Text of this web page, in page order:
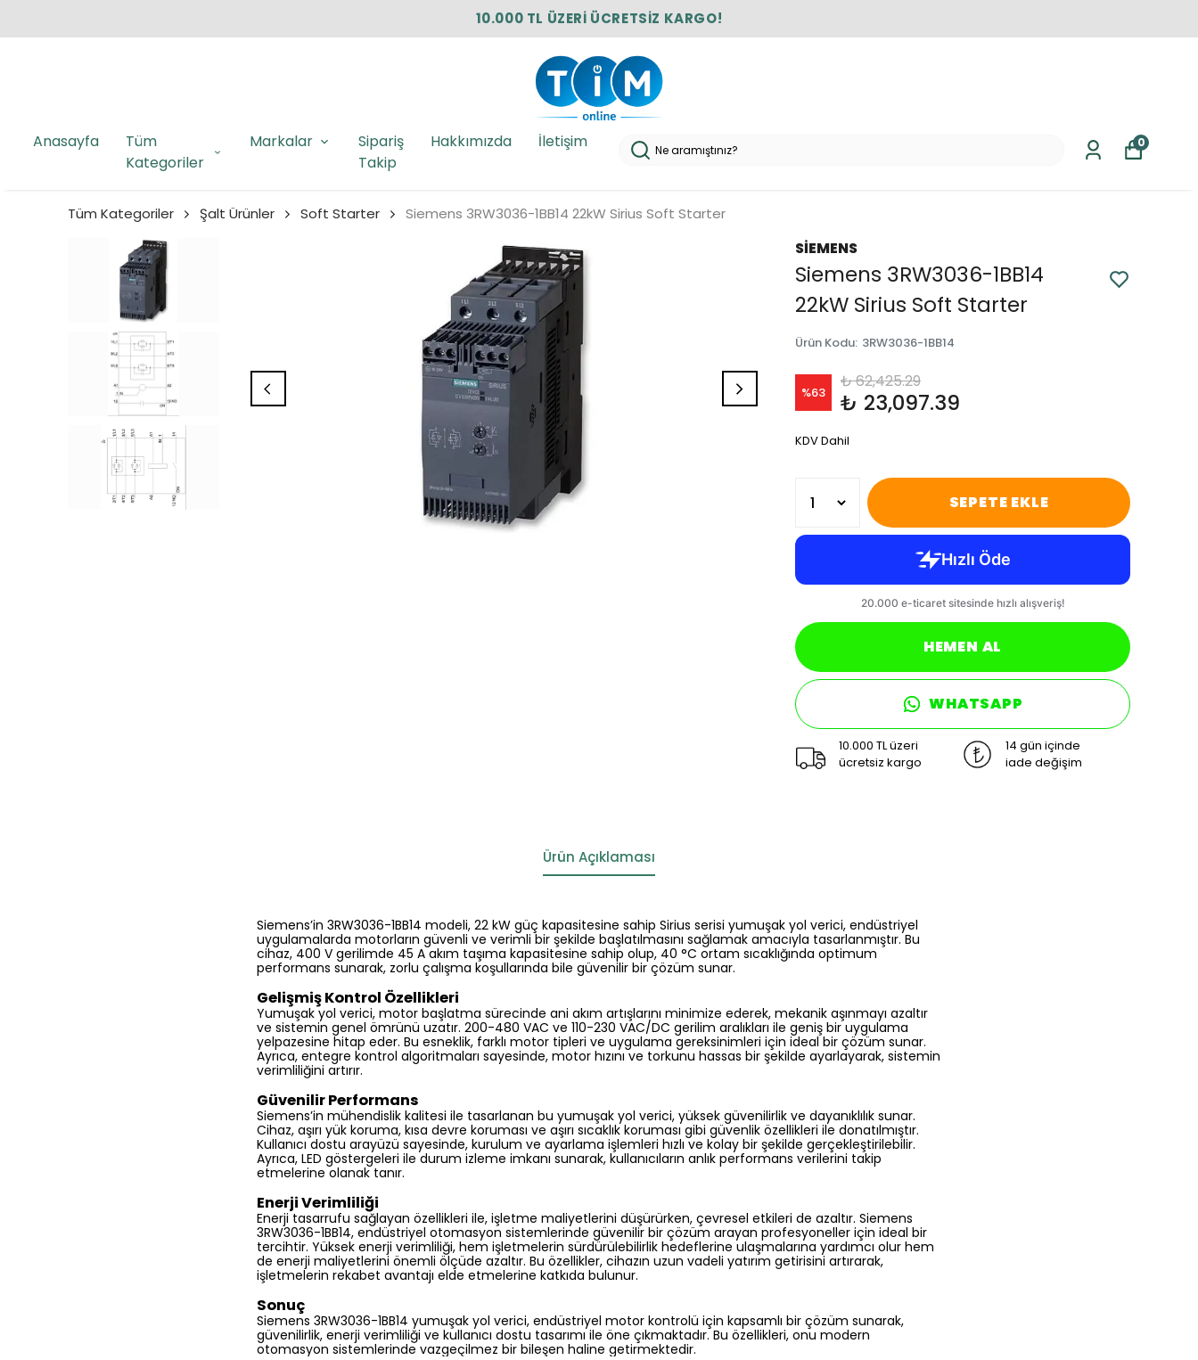
10.000 TL ÜZERİ ÜCRETSİZ KARGO!
Anasayfa
Tüm
Kategoriler
Markalar
Sipariş
Takip
Hakkımızda İletişim 0
Tüm Kategoriler Şalt Ürünler Soft Starter Siemens 3RW3036-1BB14 22kW Sirius Soft Starter
SİEMENS
Siemens 3RW3036-1BB14
22kW Sirius Soft Starter
Ürün Kodu: 3RW3036-1BB14
%63
₺ 62,425.29
₺ 23,097.39
KDV Dahil
SEPETE EKLE
HEMEN AL
WHATSAPP
10.000 TL üzeri
ücretsiz kargo
14 gün içinde
iade değişim
Ürün Açıklaması
Siemens’in 3RW3036-1BB14 modeli, 22 kW güç kapasitesine sahip Sirius serisi yumuşak yol verici, endüstriyel
uygulamalarda motorların güvenli ve verimli bir şekilde başlatılmasını sağlamak amacıyla tasarlanmıştır. Bu
cihaz, 400 V gerilimde 45 A akım taşıma kapasitesine sahip olup, 40 °C ortam sıcaklığında optimum
performans sunarak, zorlu çalışma koşullarında bile güvenilir bir çözüm sunar.
Gelişmiş Kontrol Özellikleri
Yumuşak yol verici, motor başlatma sürecinde ani akım artışlarını minimize ederek, mekanik aşınmayı azaltır
ve sistemin genel ömrünü uzatır. 200-480 VAC ve 110-230 VAC/DC gerilim aralıkları ile geniş bir uygulama
yelpazesine hitap eder. Bu esneklik, farklı motor tipleri ve uygulama gereksinimleri için ideal bir çözüm sunar.
Ayrıca, entegre kontrol algoritmaları sayesinde, motor hızını ve torkunu hassas bir şekilde ayarlayarak, sistemin
verimliliğini artırır.
Güvenilir Performans
Siemens’in mühendislik kalitesi ile tasarlanan bu yumuşak yol verici, yüksek güvenilirlik ve dayanıklılık sunar.
Cihaz, aşırı yük koruma, kısa devre koruması ve aşırı sıcaklık koruması gibi güvenlik özellikleri ile donatılmıştır.
Kullanıcı dostu arayüzü sayesinde, kurulum ve ayarlama işlemleri hızlı ve kolay bir şekilde gerçekleştirilebilir.
Ayrıca, LED göstergeleri ile durum izleme imkanı sunarak, kullanıcıların anlık performans verilerini takip
etmelerine olanak tanır.
Enerji Verimliliği
Enerji tasarrufu sağlayan özellikleri ile, işletme maliyetlerini düşürürken, çevresel etkileri de azaltır. Siemens
3RW3036-1BB14, endüstriyel otomasyon sistemlerinde güvenilir bir çözüm arayan profesyoneller için ideal bir
tercihtir. Yüksek enerji verimliliği, hem işletmelerin sürdürülebilirlik hedeflerine ulaşmalarına yardımcı olur hem
de enerji maliyetlerini önemli ölçüde azaltır. Bu özellikler, cihazın uzun vadeli yatırım getirisini artırarak,
işletmelerin rekabet avantajı elde etmelerine katkıda bulunur.
Sonuç
Siemens 3RW3036-1BB14 yumuşak yol verici, endüstriyel motor kontrolü için kapsamlı bir çözüm sunarak,
güvenilirlik, enerji verimliliği ve kullanıcı dostu tasarımı ile öne çıkmaktadır. Bu özellikleri, onu modern
otomasyon sistemlerinde vazgeçilmez bir bileşen haline getirmektedir.